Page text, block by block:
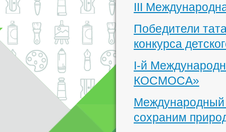
III
Победители
конкурса
I-й
КОСМОСА»
Международный
сохраним